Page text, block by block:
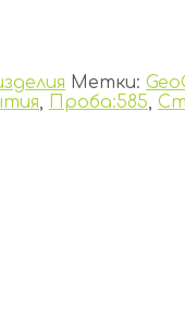
Метки:
, Проба:585,